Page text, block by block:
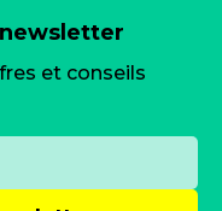
et conseils